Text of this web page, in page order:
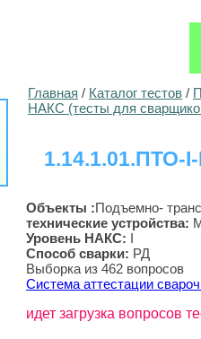
Главная / Каталог тестов /
НАКС (тесты для
1.14.1.01.ПТО-
Объекты :Подъемно-
технические устройства:
Уровень НАКС: I
Способ сварки: РД
Выборка из 462 вопросов
Система аттестации
идет загрузка вопросов